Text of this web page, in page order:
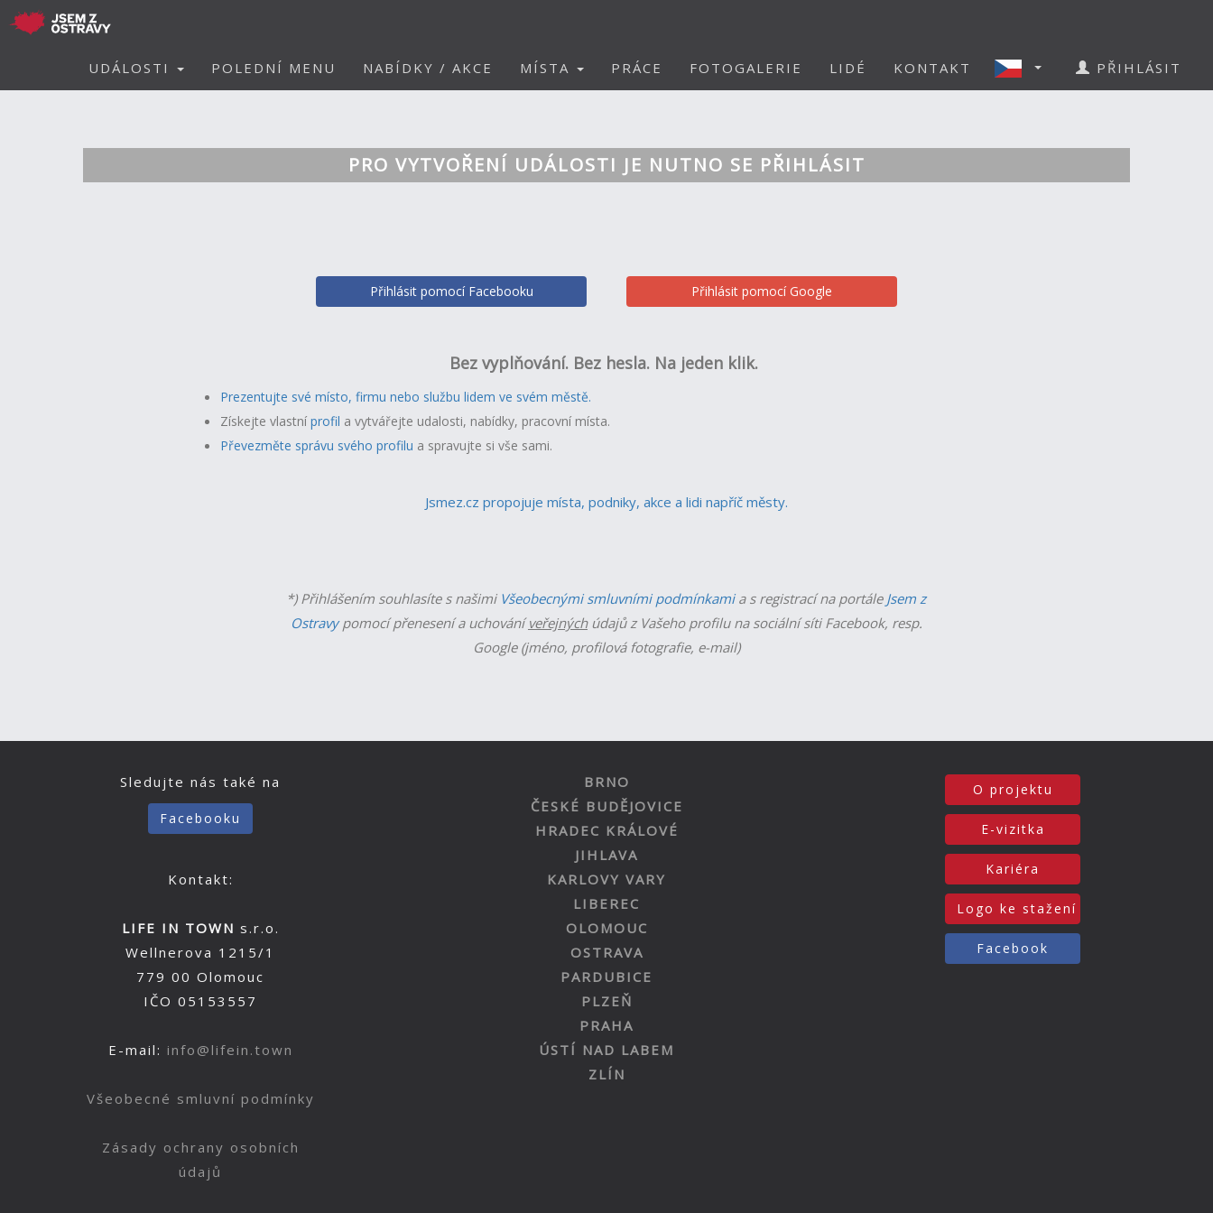
UDÁLOSTI POLEDNÍ MENU NABÍDKY / AKCE MÍSTA PRÁCE FOTOGALERIE LIDÉ KONTAKT PŘIHLÁSIT
PRO VYTVOŘENÍ UDÁLOSTI JE NUTNO SE PŘIHLÁSIT
Přihlásit pomocí Facebooku Přihlásit pomocí Google
Bez vyplňování. Bez hesla. Na jeden klik.
Prezentujte své místo, firmu nebo službu lidem ve svém městě.
Získejte vlastní profil a vytvářejte udalosti, nabídky, pracovní místa.
Převezměte správu svého profilu a spravujte si vše sami.
Jsmez.cz propojuje místa, podniky, akce a lidi napříč městy.
*) Přihlášením souhlasíte s našimi Všeobecnými smluvními podmínkamia s registrací na portále Jsem z
Ostravypomocí přenesení a uchováníveřejnýchúdajů z Vašeho profilu na sociální síti Facebook, resp.
Google (jméno, profilová fotografie, e-mail)
Sledujte nás také na
Facebooku
Kontakt:
LIFE IN TOWN s.r.o.
Wellnerova 1215/1
779 00 Olomouc
IČO 05153557
E-mail: info@lifein.town
Všeobecné smluvní podmínky
Zásady ochrany osobních
údajů
BRNO
ČESKÉ BUDĚJOVICE
HRADEC KRÁLOVÉ
JIHLAVA
KARLOVY VARY
LIBEREC
OLOMOUC
OSTRAVA
PARDUBICE
PLZEŇ
PRAHA
ÚSTÍ NAD LABEM
ZLÍN
O projektu
E-vizitka
Kariéra
Logo ke stažení
Facebook